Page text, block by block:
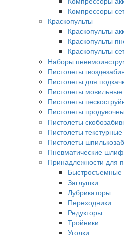
Компрессоры
Краскопульты
Краскопульты
Краскопульты
Краскопульты
Наборы
Пистолеты
Пистолеты для
Пистолеты мовильные
Пистолеты
Пистолеты
Пистолеты
Пистолеты текстурные
Пистолеты
Пневматические
Принадлежности для
Быстросъемные
Заглушки
Лубрикаторы
Переходники
Редукторы
Тройники
Уголки